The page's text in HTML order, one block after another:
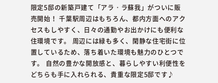
限定5邸の新築戸建て「アラ・ラ蘇我」がついに販
売開始！ 千葉駅周辺はもちろん、都内方面へのアク
セスもしやすく、日々の通勤やお出かけにも便利な
住環境です。 周辺には緑も多く、閑静な住宅街に位
置しているため、落ち着いた環境も魅力のひとつで
す。 自然の豊かな開放感と、暮らしやすい利便性を
どちらも手に入れられる、貴重な限定5邸です♪